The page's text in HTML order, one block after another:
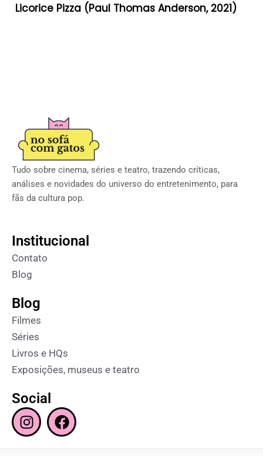
Licorice Pizza (Paul Thomas Anderson, 2021)
Tudo sobre cinema, séries e teatro, trazendo críticas,
análises e novidades do universo do entretenimento, para
fãs da cultura pop.
Institucional
Contato
Blog
Blog
Filmes
Séries
Livros e HQs
Exposições, museus e teatro
Social
I
n
s
F
a
c